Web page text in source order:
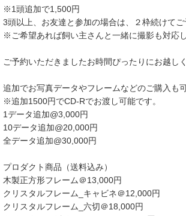
※1頭追加で1,500円
3頭以上、お友達と参加の場合は、２枠続けてご
※ご希望あれば飼い主さんと一緒に撮影も対応し
ご予約いただきましたお時間ぴったりにお越し
追加でお写真データやフレームなどのご購入も可
※追加1500円でCD-Rでお渡し可能です。
1データ追加@3,000円
10データ追加@20,000円
全データ追加@30,000円
プロダクト商品（送料込み）
木製正方形フレーム＠13,000円
クリスタルフレーム_キャビネ＠12,000円
クリスタルフレーム_六切＠18,000円